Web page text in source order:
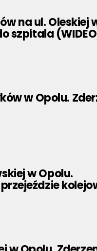
na ul. Oleskiej
szpitala
w Opolu.
w Opolu.